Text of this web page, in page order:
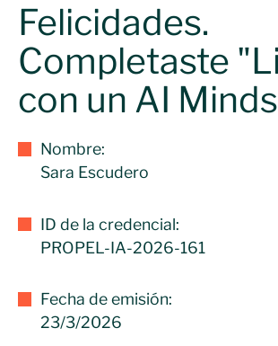
Felicidades.
Completaste
con un AI
Nombre:
Sara Escudero
ID de la credencial:
PROPEL-IA-2026-161
Fecha de emisión:
23/3/2026